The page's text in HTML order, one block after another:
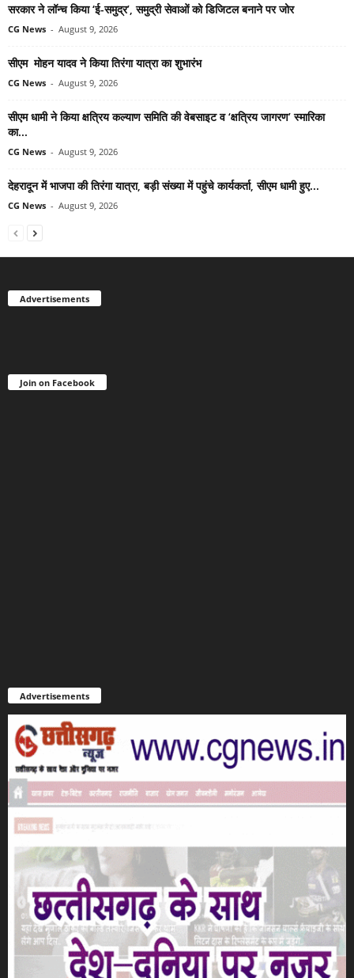
सरकार ने लॉन्च किया ‘ई-समुद्र’, समुद्री सेवाओं को डिजिटल बनाने पर जोर
CG News - August 9, 2026
सीएम मोहन यादव ने किया तिरंगा यात्रा का शुभारंभ
CG News - August 9, 2026
सीएम धामी ने किया क्षत्रिय कल्याण समिति की वेबसाइट व ‘क्षत्रिय जागरण’ स्मारिका
का...
CG News - August 9, 2026
देहरादून में भाजपा की तिरंगा यात्रा, बड़ी संख्या में पहुंचे कार्यकर्ता, सीएम धामी हुए...
CG News - August 9, 2026
Advertisements
Join on Facebook
Advertisements